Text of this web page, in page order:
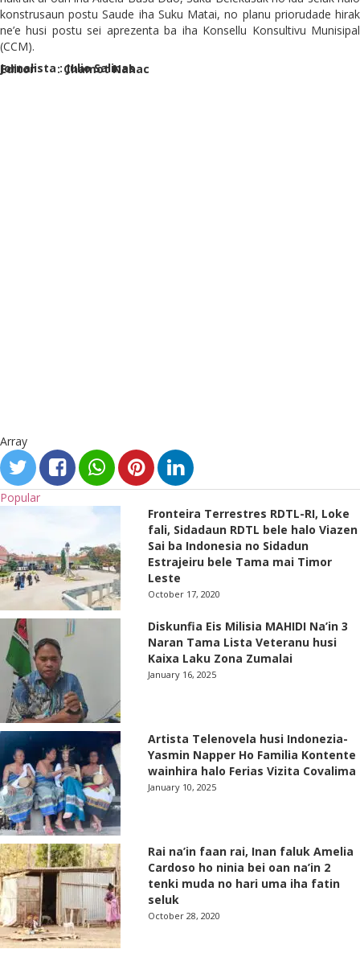
konstrusaun postu Saude iha Suku Matai, no planu priorudade hirak
ne’e husi postu sei aprezenta ba iha Konsellu Konsultivu Munisipal
(CCM).
Jornalista : Julio Salinas
Editor : Chamot Nahac
Array
Popular
Fronteira Terrestres RDTL-RI, Loke
fali, Sidadaun RDTL bele halo Viazen
Sai ba Indonesia no Sidadun
Estrajeiru bele Tama mai Timor
Leste
October 17, 2020
Diskunfia Eis Milisia MAHIDI Na’in 3
Naran Tama Lista Veteranu husi
Kaixa Laku Zona Zumalai
January 16, 2025
Artista Telenovela husi Indonezia-
Yasmin Napper Ho Familia Kontente
wainhira halo Ferias Vizita Covalima
January 10, 2025
Rai na’in faan rai, Inan faluk Amelia
Cardoso ho ninia bei oan na’in 2
tenki muda no hari uma iha fatin
seluk
October 28, 2020